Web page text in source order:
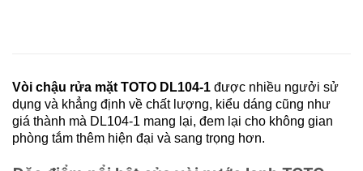
Vòi chậu rửa mặt TOTO DL104-1 được nhiều ngưởi sử
dụng và khẳng định về chất lượng, kiểu dáng cũng như
giá thành mà DL104-1 mang lại, đem lại cho không gian
phòng tắm thêm hiện đại và sang trọng hơn.